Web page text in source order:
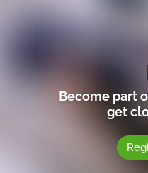
Become part
get